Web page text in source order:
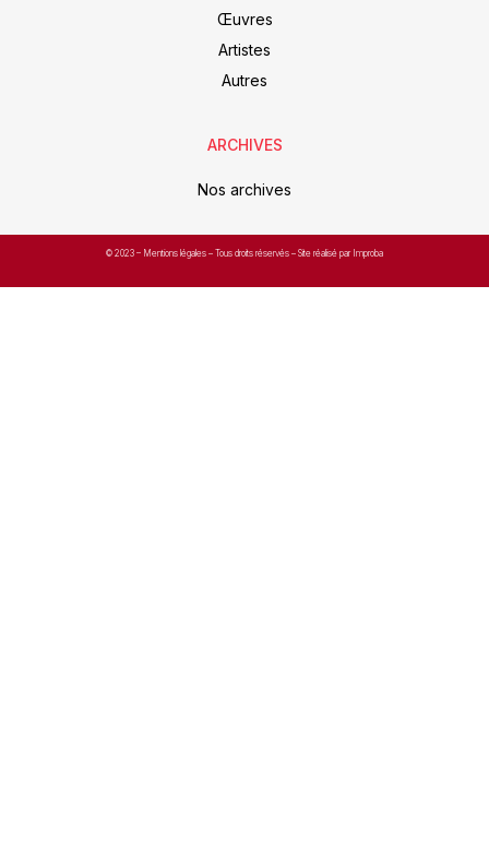
Œuvres
Artistes
Autres
ARCHIVES
Nos archives
© 2023 – Mentions légales – Tous droits réservés – Site réalisé par Improba